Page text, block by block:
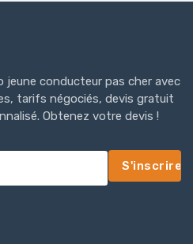
jeune conducteur pas cher avec
tarifs négociés, devis gratuit
Obtenez votre devis !
S'inscrire